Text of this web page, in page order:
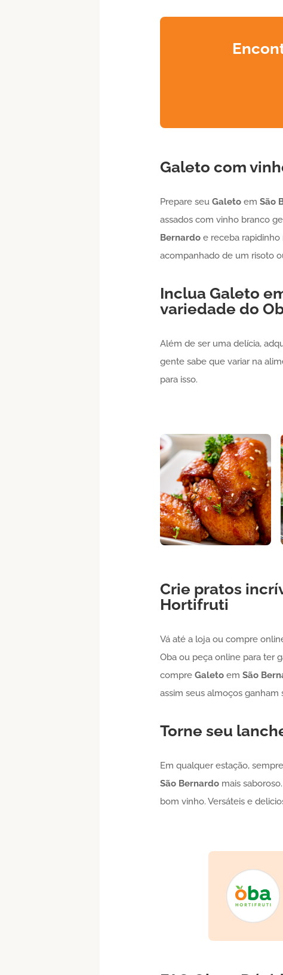
Galeto com
Prepare seu Galetoem São
assados com vinho branco
Bernardoe receba rapidinho
acompanhado de um risoto
Inclua Galeto
variedade do
Além de ser uma delícia,
gente sabe que variar na
para isso.
Crie pratos
Hortifruti
Vá até a loja ou compre
Oba ou peça online para ter
compre Galetoem São
assim seus almoços ganham
Torne seu
Em qualquer estação,
São Bernardomais
bom vinho. Versáteis e